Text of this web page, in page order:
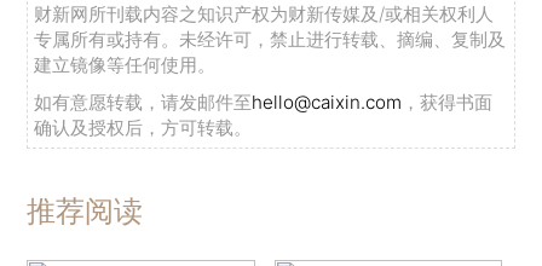
财新网所刊载内容之知识产权为财新传媒及/或相关权利人
专属所有或持有。未经许可，禁止进行转载、摘编、复制及
建立镜像等任何使用。
如有意愿转载，请发邮件至hello@caixin.com ，获得书面
确认及授权后，方可转载。
推荐阅读